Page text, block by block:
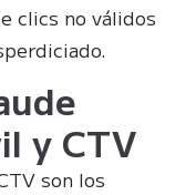
clics no válidos
y CTV
son los